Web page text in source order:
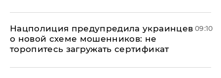
Нацполиция предупредила украинцев
о новой схеме мошенников: не
торопитесь загружать сертификат
09:10